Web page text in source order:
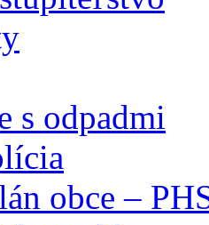
s odpadmi
obce –